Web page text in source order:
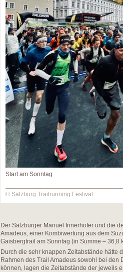
Start am Sonntag
© Salzburg Trailrunning Festival
Der Salzburger Manuel Innerhofer und die
Amadeus, einer Kombiwertung aus dem
Gaisbergtrail am Sonntag (in Summe – 36,8
Durch die sehr knappen Zeitabstände hätte
Rahmen des Trail Amadeus sowohl bei
können, lagen die Zeitabstände der jeweils